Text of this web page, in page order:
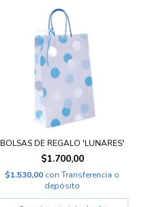
BOLSAS DE REGALO 'LUNARES'
$1.700,00
$1.530,00 con Transferencia o
depósito